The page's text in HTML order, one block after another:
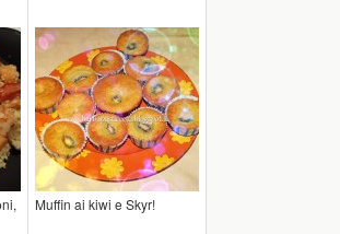
Muffin ai kiwi e Skyr!